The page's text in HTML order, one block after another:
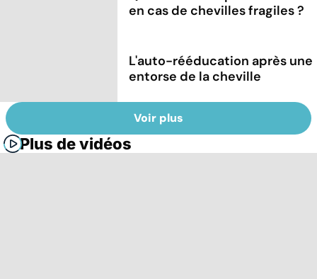
en cas de chevilles fragiles ?
L'auto-rééducation après une
entorse de la cheville
Voir plus
Plus de vidéos